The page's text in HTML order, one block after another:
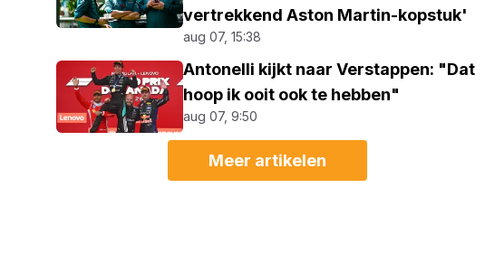
vertrekkend Aston Martin-kopstuk'
aug 07, 15:38
Antonelli kijkt naar Verstappen: "Dat
hoop ik ooit ook te hebben"
aug 07, 9:50
Meer artikelen